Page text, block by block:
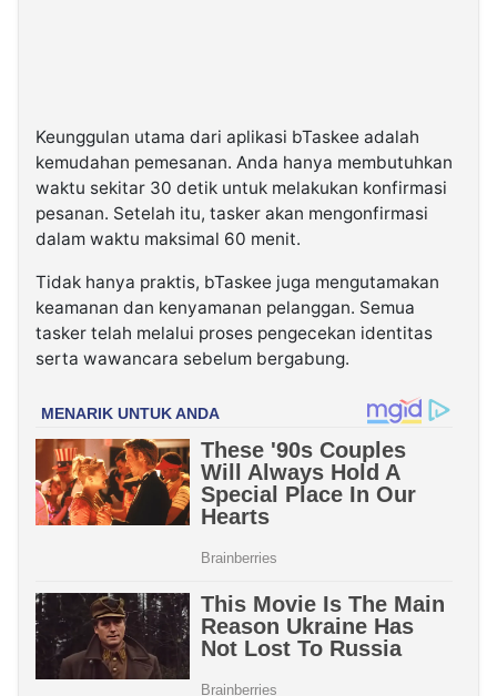
Keunggulan utama dari aplikasi bTaskee adalah
kemudahan pemesanan. Anda hanya membutuhkan
waktu sekitar 30 detik untuk melakukan konfirmasi
pesanan. Setelah itu, tasker akan mengonfirmasi
dalam waktu maksimal 60 menit.
Tidak hanya praktis, bTaskee juga mengutamakan
keamanan dan kenyamanan pelanggan. Semua
tasker telah melalui proses pengecekan identitas
serta wawancara sebelum bergabung.